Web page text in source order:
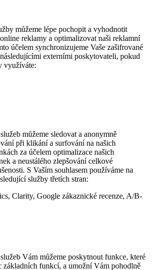
můžeme lépe pochopit a vyhodnotit
reklamy a optimalizovat naši reklamní
účelem synchronizujeme Vaše zašifrované
externími poskytovateli, pokud
využíváte:
můžeme sledovat a anonymně
při klikání a surfování na našich
za účelem optimalizace našich
a neustálého zlepšování celkové
S Vaším souhlasem používáme na
služby třetích stran:
Clarity, Google zákaznické recenze, A/B-
Vám můžeme poskytnout funkce, které
základních funkcí, a umožní Vám pohodlně